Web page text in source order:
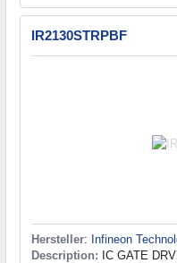
IR2130STRPBF
Hersteller: Infineon
Description: IC GATE